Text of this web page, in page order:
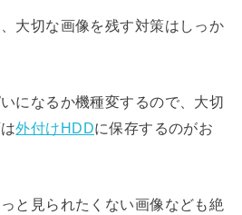
大切な画像を残す対策はしっか
になるか機種変するので、大切
外付けHDDに保存するのがお
と見られたくない画像なども絶